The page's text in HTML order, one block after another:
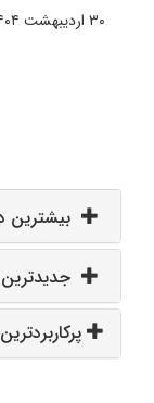
۳۰ اردیبهشت ۱۴۰۴ | ۰۸:۲۲
بیشترین